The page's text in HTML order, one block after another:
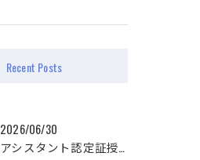
Recent Posts
2026/06/30
【アシスタント認定証授与式】